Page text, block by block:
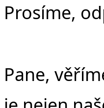
Prosíme,
Pane,